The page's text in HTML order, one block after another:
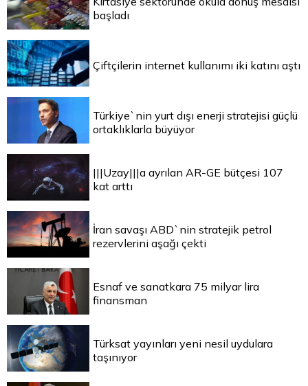
başladı
Çiftçilerin internet kullanımı iki katını aştı
Türkiye`nin yurt dışı enerji stratejisi güçlü
ortaklıklarla büyüyor
|||Uzay|||a ayrılan AR-GE bütçesi 107
kat arttı
İran savaşı ABD`nin stratejik petrol
rezervlerini aşağı çekti
Esnaf ve sanatkara 75 milyar lira
finansman
Türksat yayınları yeni nesil uydulara
taşınıyor